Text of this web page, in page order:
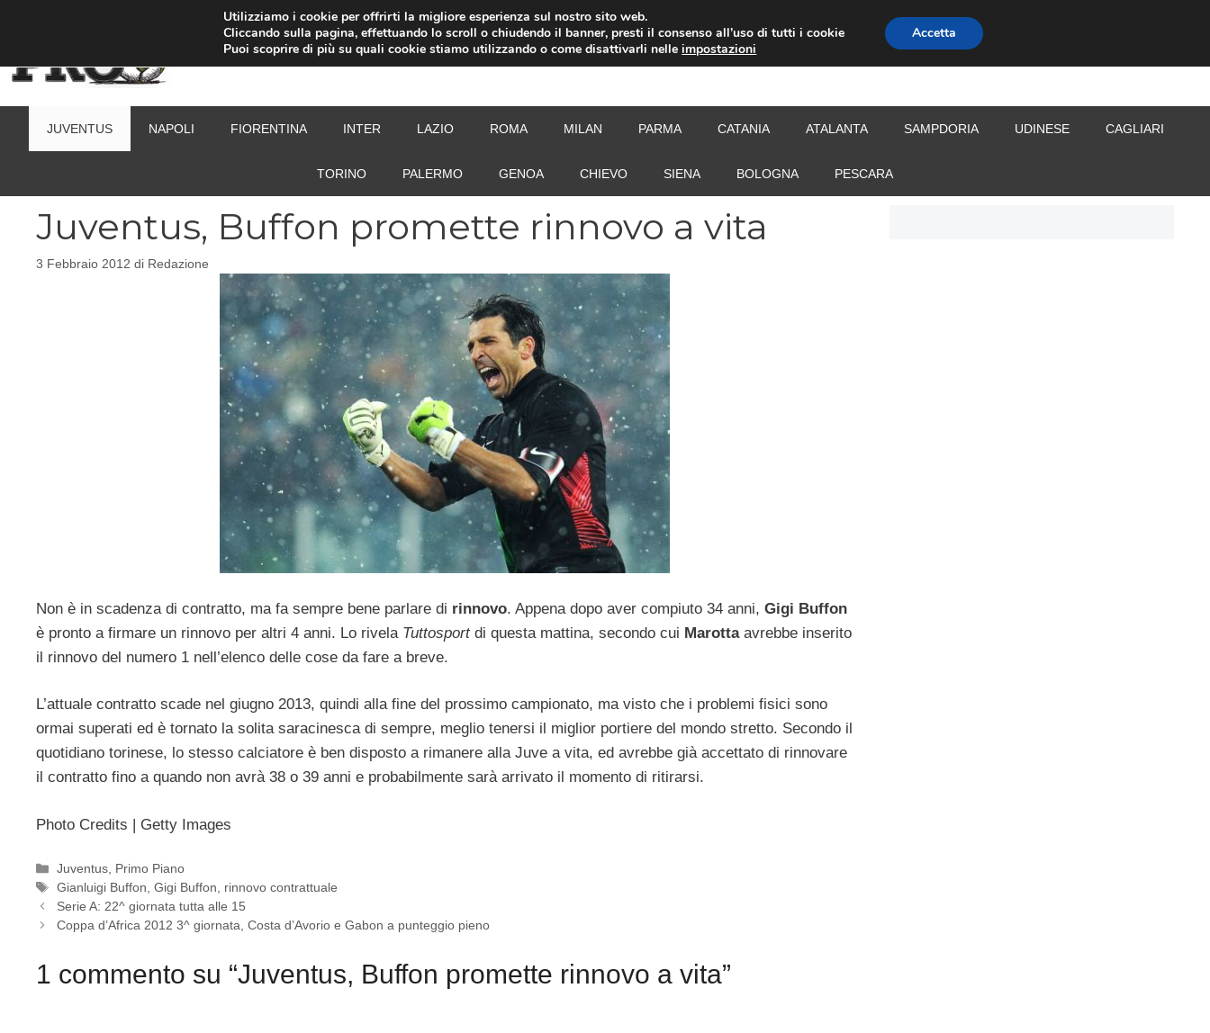
CALCIOMERCATO
JUVENTUS NAPOLI FIORENTINA INTER LAZIO ROMA MILAN PARMA CATANIA ATALANTA SAMPDORIA UDINESE CAGLIARI
TORINO PALERMO GENOA CHIEVO SIENA BOLOGNA PESCARA
Juventus, Buffon promette rinnovo a vita
3 Febbraio 2012 di Redazione
Non è in scadenza di contratto, ma fa sempre bene parlare di rinnovo. Appena dopo aver compiuto 34 anni, Gigi Buffon
è pronto a firmare un rinnovo per altri 4 anni. Lo rivela Tuttosportdi questa mattina, secondo cui Marottaavrebbe inserito
il rinnovo del numero 1 nell’elenco delle cose da fare a breve.
L’attuale contratto scade nel giugno 2013, quindi alla fine del prossimo campionato, ma visto che i problemi fisici sono
ormai superati ed è tornato la solita saracinesca di sempre, meglio tenersi il miglior portiere del mondo stretto. Secondo il
quotidiano torinese, lo stesso calciatore è ben disposto a rimanere alla Juve a vita, ed avrebbe già accettato di rinnovare
il contratto fino a quando non avrà 38 o 39 anni e probabilmente sarà arrivato il momento di ritirarsi.
Photo Credits | Getty Images
Categorie
Juventus, Primo Piano
Tag
Gianluigi Buffon,Gigi Buffon, rinnovo contrattuale
Serie A: 22^ giornata tutta alle 15
Coppa d’Africa 2012 3^ giornata, Costa d’Avorio e Gabon a punteggio pieno
1 commento su “Juventus, Buffon promette rinnovo a vita”
Utilizziamo i cookie per offrirti la migliore esperienza sul nostro sito web.
Cliccando sulla pagina, effettuando lo scroll o chiudendo il banner, presti il consenso all’uso di tutti i cookie
Puoi scoprire di più su quali cookie stiamo utilizzando o come disattivarli nelleimpostazioni
Accetta